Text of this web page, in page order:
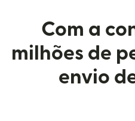
Com a
milhões de
envio